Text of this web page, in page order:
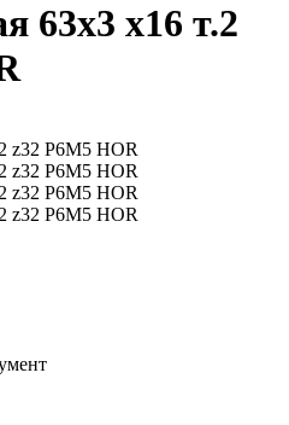
63х3 х16 т.2